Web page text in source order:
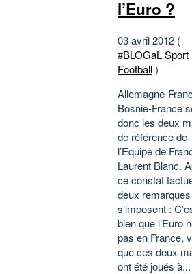
l’Euro ?
03 avril 2012 (
#BLOGaL Sport
Football)
Allemagne-
Bosnie-France
donc les deux
de référence de
l’Equipe de
Laurent Blanc.
ce constat
deux remarques
s’imposent :
bien que l’Euro
pas en France,
que ces deux
ont été joués à...